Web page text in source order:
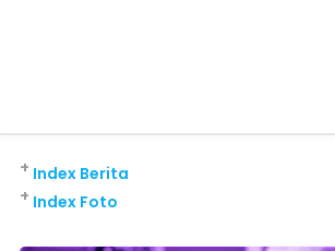
Index Berita
+
Index Foto
+